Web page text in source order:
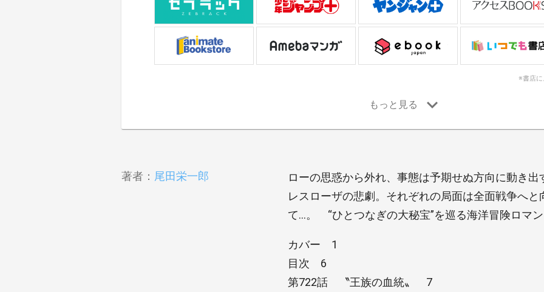
※書店に
著者： 尾田栄一郎
ローの思惑から外れ、事態は予期せぬ方向に動き
レスローザの悲劇。それぞれの局面は全面戦争へ
て…。 “ひとつなぎの大秘宝”を巡る海洋冒険ロマ
カバー 1
目次 6
第722話 〝王族の血統〟 7